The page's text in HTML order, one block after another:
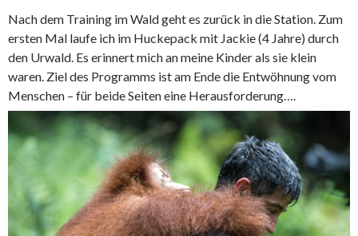
Nach dem Training im Wald geht es zurück in die Station. Zum
ersten Mal laufe ich im Huckepack mit Jackie (4 Jahre) durch
den Urwald. Es erinnert mich an meine Kinder als sie klein
waren. Ziel des Programms ist am Ende die Entwöhnung vom
Menschen – für beide Seiten eine Herausforderung….